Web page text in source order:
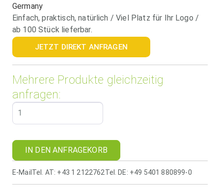
Germany
Einfach, praktisch, natürlich / Viel Platz für Ihr Logo /
ab 100 Stück lieferbar.
JETZT DIREKT ANFRAGEN
Mehrere Produkte gleichzeitig
anfragen:
IN DEN ANFRAGEKORB
E-Mail Tel. AT: +43 1 2122762Tel. DE: +49 5401 880899-0